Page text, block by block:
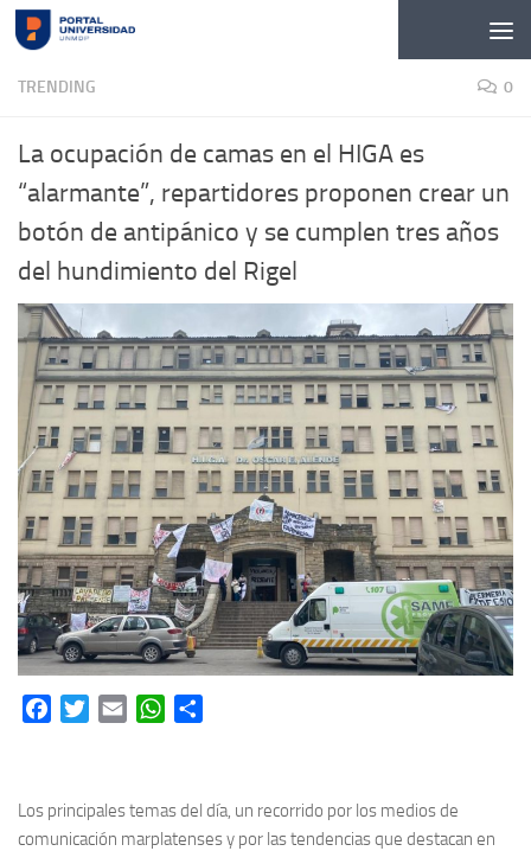
Skip to content
TRENDING 0
La ocupación de camas en el HIGA es
“alarmante”, repartidores proponen crear un
botón de antipánico y se cumplen tres años
del hundimiento del Rigel
FacebookTwitterEmail WhatsApp
Los principales temas del día, un recorrido por los medios de
comunicación marplatenses y por las tendencias que destacan en